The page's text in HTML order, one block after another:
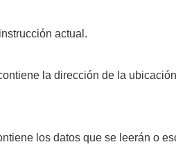
actual.
la dirección de la
los datos que se leerán o